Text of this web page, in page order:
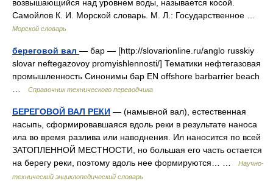
возвышающийся над уровнем воды, называется косой.
Самойлов К. И. Морской словарь. М. Л.: Государственное …
Морской словарь
береговой вал — бар — [http://slovarionline.ru/anglo russkiy
slovar neftegazovoy promyishlennosti/] Тематики нефтегазовая
промышленность Синонимы бар EN offshore barbarrier beach
Справочник технического переводчика
БЕРЕГОВОЙ ВАЛ РЕКИ — (намывной вал), естественная
насыпь, сформировавшаяся вдоль реки в результате наноса
ила во время разлива или наводнения. Ил наносится по всей
ЗАТОПЛЕННОЙ МЕСТНОСТИ, но большая его часть остается
на берегу реки, поэтому вдоль нее формируются… …
Научно-
технический энциклопедический словарь